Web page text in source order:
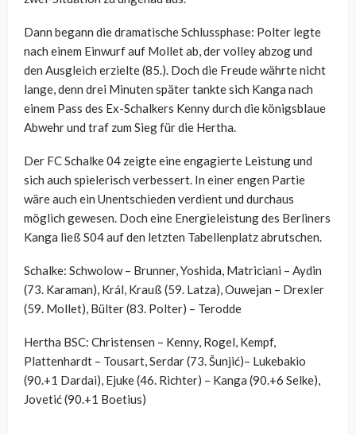
Dann begann die dramatische Schlussphase: Polter legte
nach einem Einwurf auf Mollet ab, der volley abzog und
den Ausgleich erzielte (85.). Doch die Freude währte nicht
lange, denn drei Minuten später tankte sich Kanga nach
einem Pass des Ex-Schalkers Kenny durch die königsblaue
Abwehr und traf zum Sieg für die Hertha.
Der FC Schalke 04 zeigte eine engagierte Leistung und
sich auch spielerisch verbessert. In einer engen Partie
wäre auch ein Unentschieden verdient und durchaus
möglich gewesen. Doch eine Energieleistung des Berliners
Kanga ließ S04 auf den letzten Tabellenplatz abrutschen.
Schalke: Schwolow – Brunner, Yoshida, Matriciani – Aydin
(73. Karaman), Král, Krauß (59. Latza), Ouwejan – Drexler
(59. Mollet), Bülter (83. Polter) – Terodde
Hertha BSC: Christensen – Kenny, Rogel, Kempf,
Plattenhardt – Tousart, Serdar (73. Šunjić)– Lukebakio
(90.+1 Dardai), Ejuke (46. Richter) – Kanga (90.+6 Selke),
Jovetić (90.+1 Boetius)